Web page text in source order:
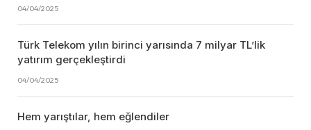
04/04/2025
Türk Telekom yılın birinci yarısında 7 milyar TL’lik
yatırım gerçekleştirdi
04/04/2025
Hem yarıştılar, hem eğlendiler